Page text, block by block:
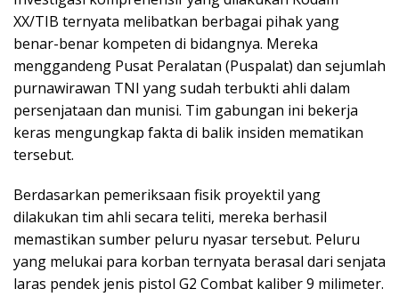
XX/TIB ternyata melibatkan berbagai pihak yang
benar-benar kompeten di bidangnya. Mereka
menggandeng Pusat Peralatan (Puspalat) dan sejumlah
purnawirawan TNI yang sudah terbukti ahli dalam
persenjataan dan munisi. Tim gabungan ini bekerja
keras mengungkap fakta di balik insiden mematikan
tersebut.
Berdasarkan pemeriksaan fisik proyektil yang
dilakukan tim ahli secara teliti, mereka berhasil
memastikan sumber peluru nyasar tersebut. Peluru
yang melukai para korban ternyata berasal dari senjata
laras pendek jenis pistol G2 Combat kaliber 9 milimeter.